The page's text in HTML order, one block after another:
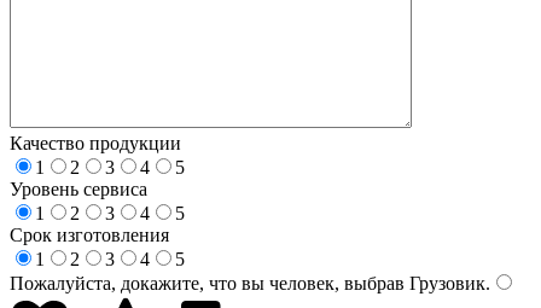
Качество продукции
1
2 3 4
5
Уровень сервиса
1
2 3 4
5
Срок изготовления
1
2 3 4
5
Пожалуйста, докажите, что вы человек, выбрав Грузовик.